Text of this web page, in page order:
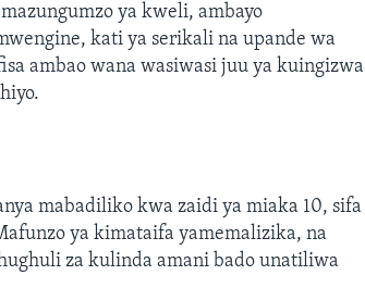
ya kweli, ambayo
kati ya serikali na upande wa
ambao wana wasiwasi juu ya kuingizwa
mabadiliko kwa zaidi ya miaka 10, sifa
ya kimataifa yamemalizika, na
za kulinda amani bado unatiliwa